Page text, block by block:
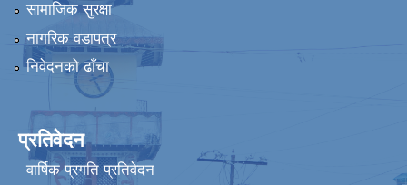
सामाजिक सुरक्षा
नागरिक वडापत्र
निवेदनको ढाँचा
प्रतिवेदन
वार्षिक प्रगति प्रतिवेदन